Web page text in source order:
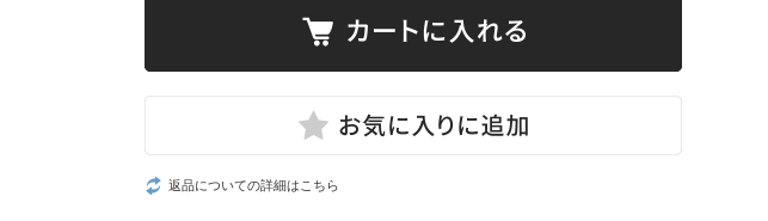
返品についての詳細はこちら